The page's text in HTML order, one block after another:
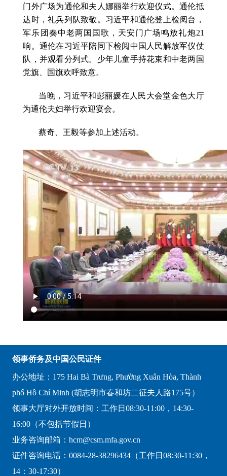
门外广场为通伦和夫人娜丽举行欢迎仪式。通伦抵
达时，礼兵列队致敬。习近平和通伦登上检阅台，
军乐团奏中老两国国歌，天安门广场鸣放礼炮21
响。通伦在习近平陪同下检阅中国人民解放军仪仗
队，并观看分列式。少年儿童手持花束和中老两国
党旗、国旗欢呼致意。
当晚，习近平和彭丽媛在人民大会堂金色大厅
为通伦夫妇举行欢迎宴会。
蔡奇、王毅等参加上述活动。
领事侨务及中国公民证件
办公地址：175 Hai Bà Trưng, Phường Xuân Hòa, Thành
phố Hồ Chí Minh (胡志明市春和坊二征夫人路175号）
领事大厅对外开放时间：工作日08:30-11:00，14:30-
16:00（不包括节假日）
业务咨询邮箱：hcm@csm.mfa.gov.cn
证件咨询电话：0084-28-38296434（工作日08:30-11:30，
14：30-17:30）